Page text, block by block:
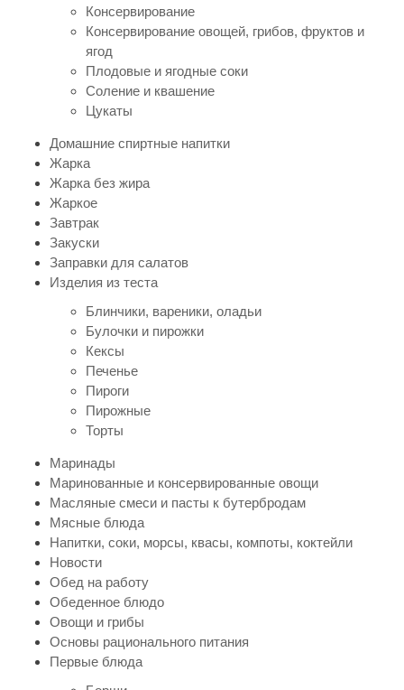
Консервирование
Консервирование овощей, грибов, фруктов и
ягод
Плодовые и ягодные соки
Соление и квашение
Цукаты
Домашние спиртные напитки
Жарка
Жарка без жира
Жаркое
Завтрак
Закуски
Заправки для салатов
Изделия из теста
Блинчики, вареники, оладьи
Булочки и пирожки
Кексы
Печенье
Пироги
Пирожные
Торты
Маринады
Маринованные и консервированные овощи
Масляные смеси и пасты к бутербродам
Мясные блюда
Напитки, соки, морсы, квасы, компоты, коктейли
Новости
Обед на работу
Обеденное блюдо
Овощи и грибы
Основы рационального питания
Первые блюда